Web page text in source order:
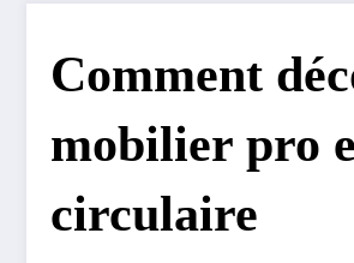
Comment
mobilier pro
circulaire